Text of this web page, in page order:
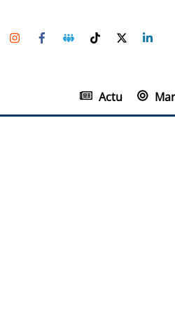
to
InstagramFacebookGroupe
Facebook
TikTokTwitter
Actu